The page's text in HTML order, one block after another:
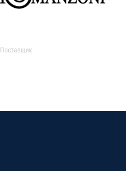
Поставщик